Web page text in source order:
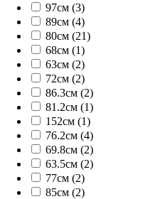
97см (3)
89см (4)
80см (21)
68см (1)
63см (2)
72см (2)
86.3см (2)
81.2см (1)
152см (1)
76.2см (4)
69.8см (2)
63.5см (2)
77см (2)
85см (2)